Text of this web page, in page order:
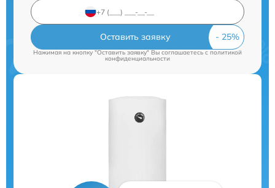
Оставить заявку
Нажимая на кнопку "Оставить заявку" Вы соглашаетесь cполитикой
конфиденциальности